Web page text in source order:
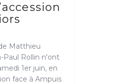
Matthieu
Paul Rollin n'ont
1er juin, en
face à Ampuis